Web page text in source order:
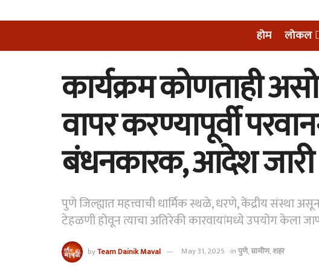
होम लोकल
कार्यक्रम कोणताही
वापर करण्यापूर्वी
बंधनकारक, आदेश जारी
पुणे जिल्ह्यात महत्त्वाची धार्मिक स्थळे, धरणे, केंद्रीय संस्था
टेहळणी होवून त्याचा अतिरेकी कारवायांमध्ये उपयोग केला
byTeam Dainik Maval May 31, 2025 inपुणे,ग्रामीण,शहर